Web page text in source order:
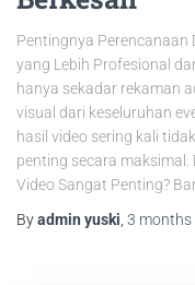
Pentingnya Perencanaan
yang Lebih Profesional
hanya sekadar rekaman
visual dari keseluruhan
hasil video sering kali
penting secara
Video Sangat Penting?
Byadmin yuski 3 months